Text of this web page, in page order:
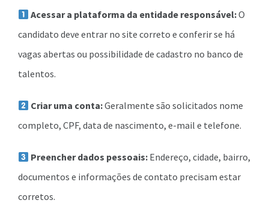
Acessar a plataforma da entidade responsável:O
candidato deve entrar no site correto e conferir se há
vagas abertas ou possibilidade de cadastro no banco de
talentos.
Criar uma conta:Geralmente são solicitados nome
completo, CPF, data de nascimento, e-mail e telefone.
Preencher dados pessoais: Endereço, cidade, bairro,
documentos e informações de contato precisam estar
corretos.